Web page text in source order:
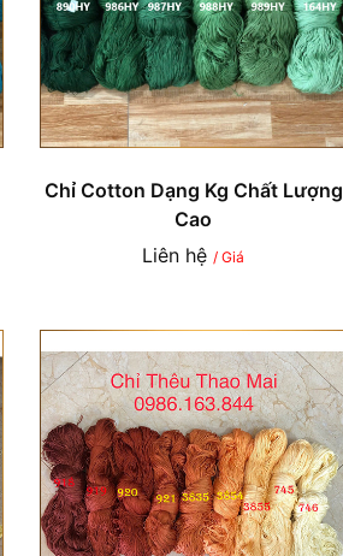
Chỉ Cotton Dạng Kg Chất Lượng
Cao
Liên hệ / Giá